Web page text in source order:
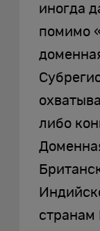
иногда
помимо
либо
странам